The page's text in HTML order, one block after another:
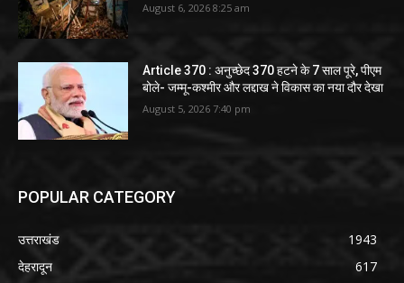
August 6, 2026 8:25 am
Article 370 : अनुच्छेद 370 हटने के 7 साल पूरे, पीएम
बोले- जम्मू-कश्मीर और लद्दाख ने विकास का नया दौर देखा
August 5, 2026 7:40 pm
POPULAR CATEGORY
उत्तराखंड
1943
देहरादून
617